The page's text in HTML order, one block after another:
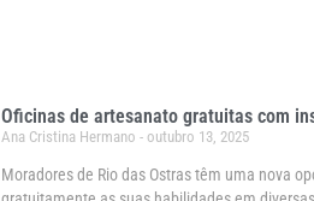
Oficinas de artesanato gratuitas com
Ana Cristina Hermano outubro 13, 2025
Moradores de Rio das Ostras têm uma nova